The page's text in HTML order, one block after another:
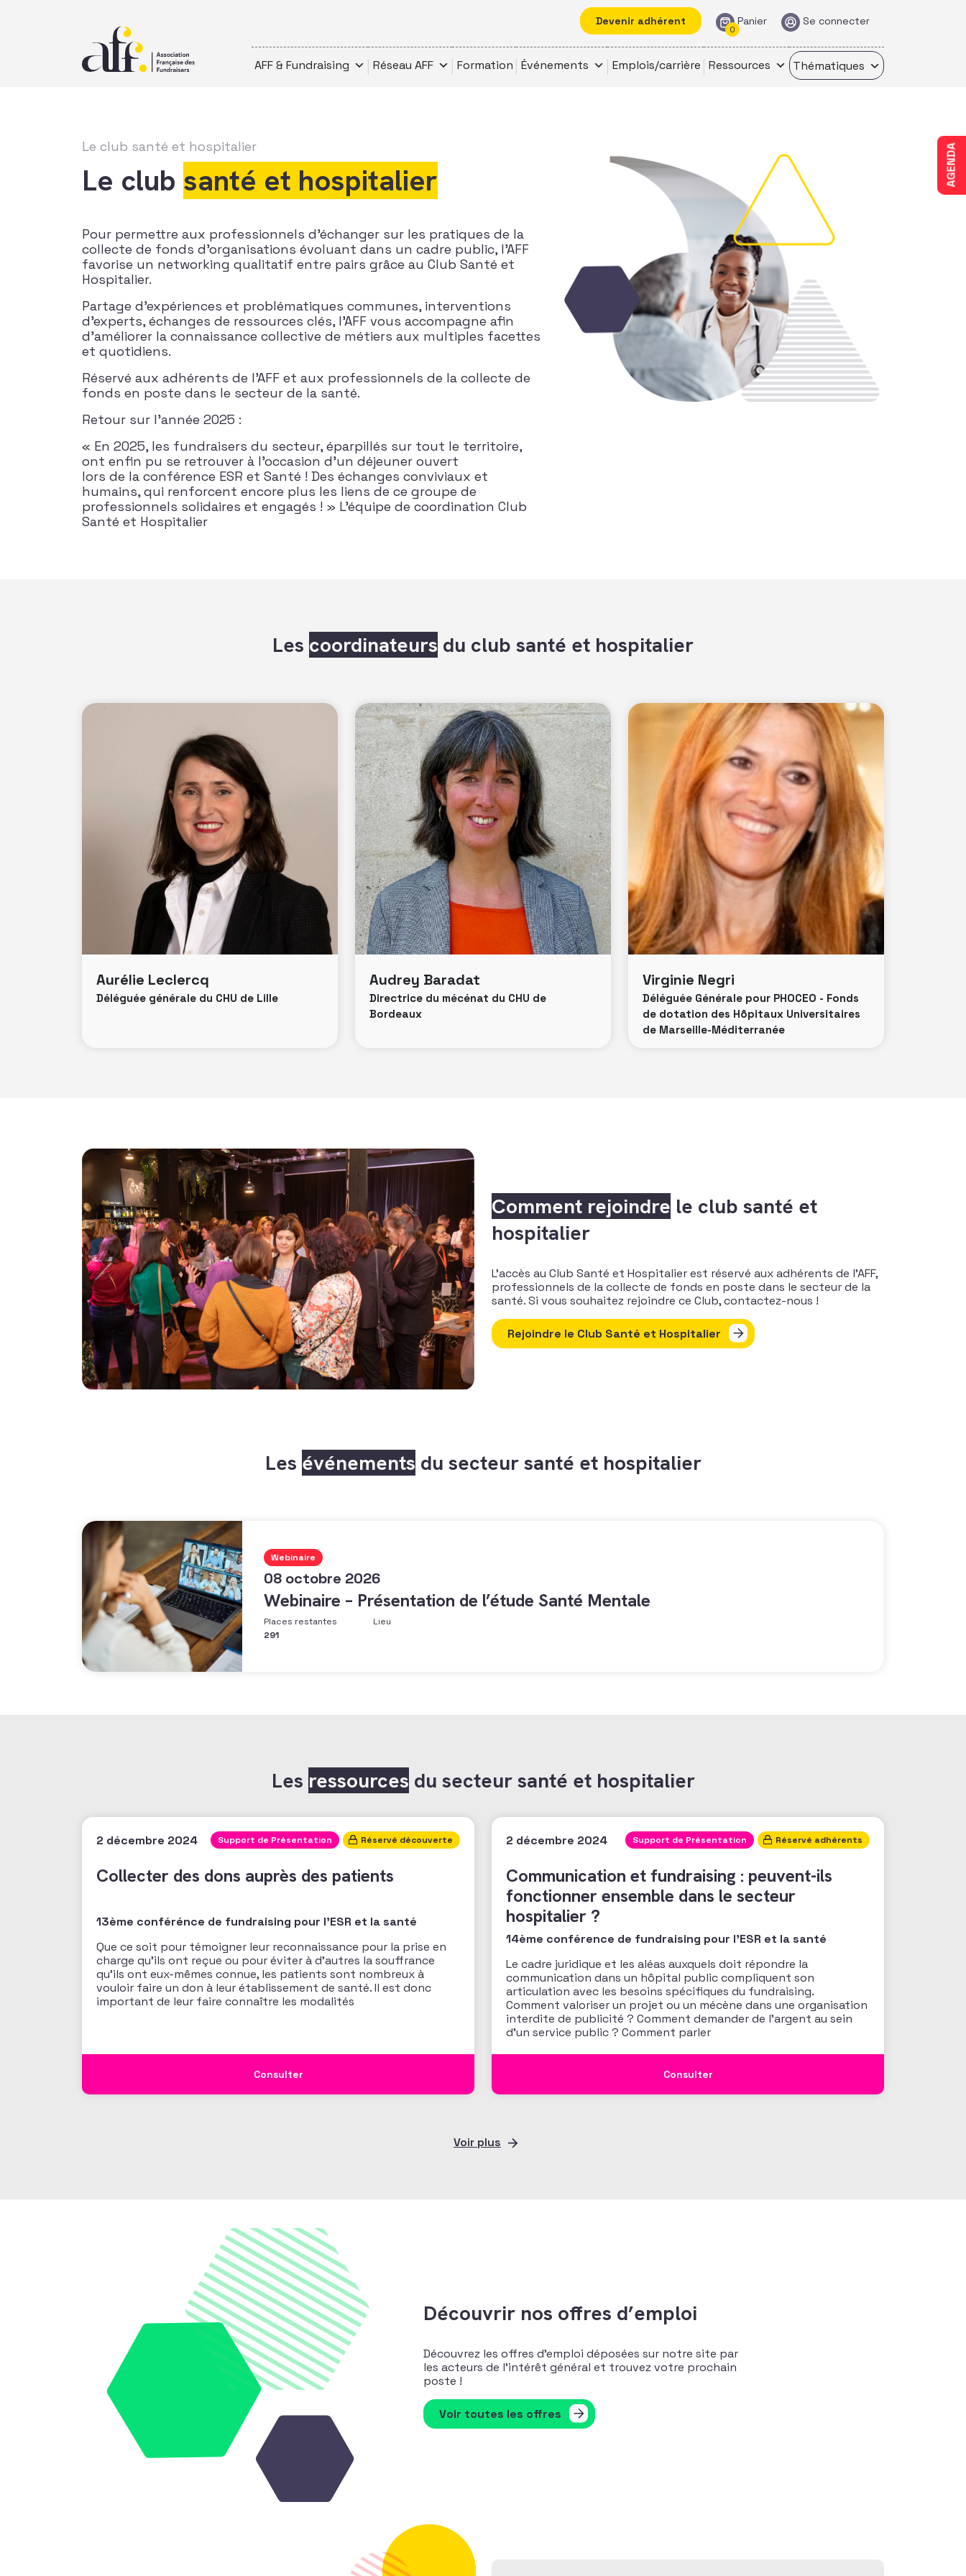
Devenir adhérent Panier
0
Se connecter
AFF & Fundraising Réseau AFF Formation Événements Emplois/carrière Ressources Thématiques
AGENDA
Le club santé et hospitalier
Le club santé et hospitalier
Pour permettre aux professionnels d’échanger sur les pratiques de la
collecte de fonds d’organisations évoluant dans un cadre public, l’AFF
favorise un networking qualitatif entre pairs grâce au Club Santé et
Hospitalier.
Partage d’expériences et problématiques communes, interventions
d’experts, échanges de ressources clés, l’AFF vous accompagne afin
d’améliorer la connaissance collective de métiers aux multiples facettes
et quotidiens.
Réservé aux adhérents de l’AFF et aux professionnels de la collecte de
fonds en poste dans le secteur de la santé.
Retour sur l’année 2025 :
« En 2025, les fundraisers du secteur, éparpillés sur tout le territoire,
ont enfin pu se retrouver à l’occasion d’un déjeuner ouvert
lors de la conférence ESR et Santé ! Des échanges conviviaux et
humains, qui renforcent encore plus les liens de ce groupe de
professionnels solidaires et engagés ! » L’équipe de coordination Club
Santé et Hospitalier
Les coordinateurs du club santé et hospitalier
Aurélie Leclercq
Déléguée générale du CHU de Lille
Audrey Baradat
Directrice du mécénat du CHU de
Bordeaux
Virginie Negri
Déléguée Générale pour PHOCEO - Fonds
de dotation des Hôpitaux Universitaires
de Marseille-Méditerranée
Comment rejoindre le club santé et
hospitalier
L’accès au Club Santé et Hospitalier est réservé aux adhérents de l’AFF,
professionnels de la collecte de fonds en poste dans le secteur de la
santé. Si vous souhaitez rejoindre ce Club, contactez-nous !
Rejoindre le Club Santé et Hospitalier
Les événements du secteur santé et hospitalier
Webinaire
08 octobre 2026
Webinaire – Présentation de l’étude Santé Mentale
Places restantes
291
Lieu
Les ressources du secteur santé et hospitalier
2 décembre 2024 Support de Présentation Réservé découverte
Collecter des dons auprès des patients
13ème conférénce de fundraising pour l'ESR et la santé
Que ce soit pour témoigner leur reconnaissance pour la prise en
charge qu’ils ont reçue ou pour éviter à d’autres la souffrance
qu’ils ont eux-mêmes connue, les patients sont nombreux à
vouloir faire un don à leur établissement de santé. Il est donc
important de leur faire connaître les modalités
Consulter
2 décembre 2024 Support de Présentation Réservé adhérents
Communication et fundraising : peuvent-ils
fonctionner ensemble dans le secteur
hospitalier ?
14ème conférence de fundraising pour l'ESR et la santé
Le cadre juridique et les aléas auxquels doit répondre la
communication dans un hôpital public compliquent son
articulation avec les besoins spécifiques du fundraising.
Comment valoriser un projet ou un mécène dans une organisation
interdite de publicité ? Comment demander de l’argent au sein
d’un service public ? Comment parler
Consulter
Voir plus
Découvrir nos offres d’emploi
Découvrez les offres d’emploi déposées sur notre site par
les acteurs de l’intérêt général et trouvez votre prochain
poste !
Voir toutes les offres